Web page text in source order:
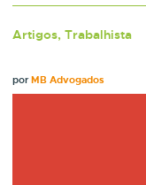
Artigos, Trabalhista
porMB Advogados